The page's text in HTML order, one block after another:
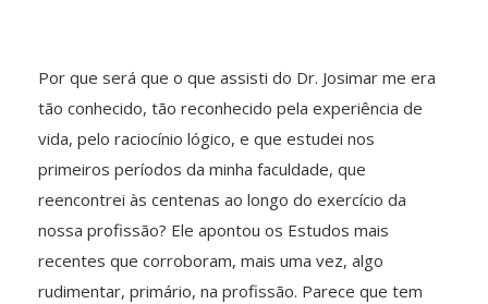
Por que será que o que assisti do Dr. Josimar me era
tão conhecido, tão reconhecido pela experiência de
vida, pelo raciocínio lógico, e que estudei nos
primeiros períodos da minha faculdade, que
reencontrei às centenas ao longo do exercício da
nossa profissão? Ele apontou os Estudos mais
recentes que corroboram, mais uma vez, algo
rudimentar, primário, na profissão. Parece que tem